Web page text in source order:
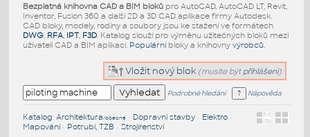
Bezplatná knihovna CAD a BIM blokůpro AutoCAD, AutoCAD LT, Revit,
Inventor, Fusion 360 a další 2D a 3D CAD aplikace firmy Autodesk.
CAD bloky, modely, rodiny a soubory jsou ke stažení ve formátech
DWG, RFA, IPT, F3D. Katalog slouží pro výměnu užitečných bloků mezi
uživateli CAD a BIM aplikací. Populárníbloky a knihovny výrobců.
Vložit nový blok (musíte být přihlášeni)
Podrobné hledání Nápověda
Katalog: Architektura/obecné• Dopravní stavby• Elektro•
Mapování• Potrubí, TZB • Strojírenství